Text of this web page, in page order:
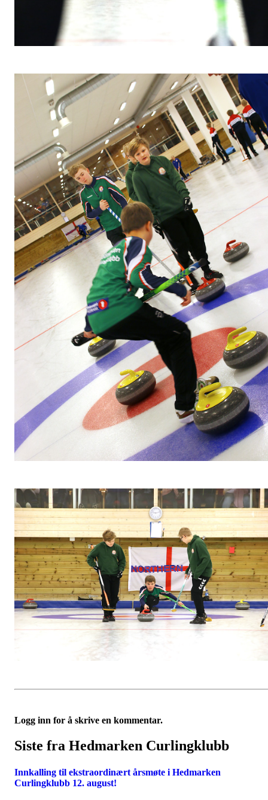
Logg inn for å skrive en kommentar.
Siste fra Hedmarken Curlingklubb
Innkalling til ekstraordinært årsmøte i Hedmarken
Curlingklubb 12. august!